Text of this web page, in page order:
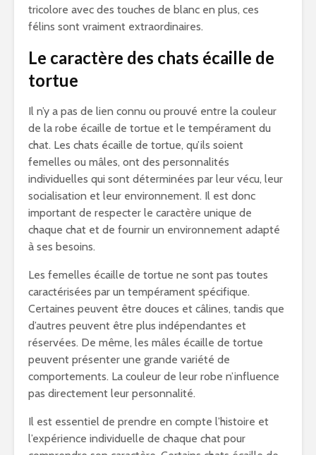
tricolore avec des touches de blanc en plus, ces
félins sont vraiment extraordinaires.
Le caractère des chats écaille de
tortue
Il n’y a pas de lien connu ou prouvé entre la couleur
de la robe écaille de tortue et le tempérament du
chat. Les chats écaille de tortue, qu’ils soient
femelles ou mâles, ont des personnalités
individuelles qui sont déterminées par leur vécu, leur
socialisation et leur environnement. Il est donc
important de respecter le caractère unique de
chaque chat et de fournir un environnement adapté
à ses besoins.
Les femelles écaille de tortue ne sont pas toutes
caractérisées par un tempérament spécifique.
Certaines peuvent être douces et câlines, tandis que
d’autres peuvent être plus indépendantes et
réservées. De même, les mâles écaille de tortue
peuvent présenter une grande variété de
comportements. La couleur de leur robe n’influence
pas directement leur personnalité.
Il est essentiel de prendre en compte l’histoire et
l’expérience individuelle de chaque chat pour